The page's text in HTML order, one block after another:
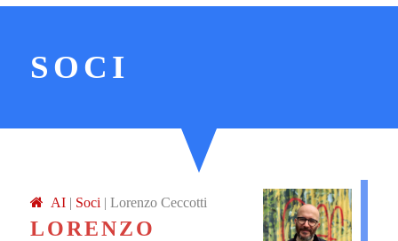
SOCI
AI | Soci | Lorenzo Ceccotti
LORENZO